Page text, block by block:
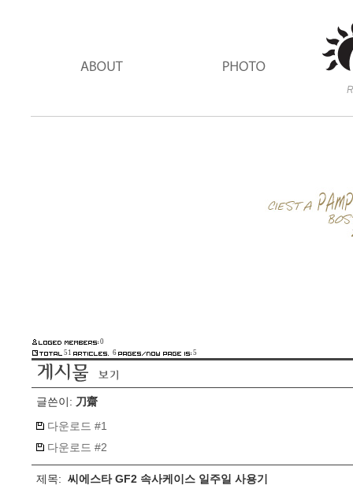
0
51
6 5
글쓴이: 刀齋
다운로드 #1
다운로드 #2
제목: 씨에스타 GF2 속사케이스 일주일 사용기